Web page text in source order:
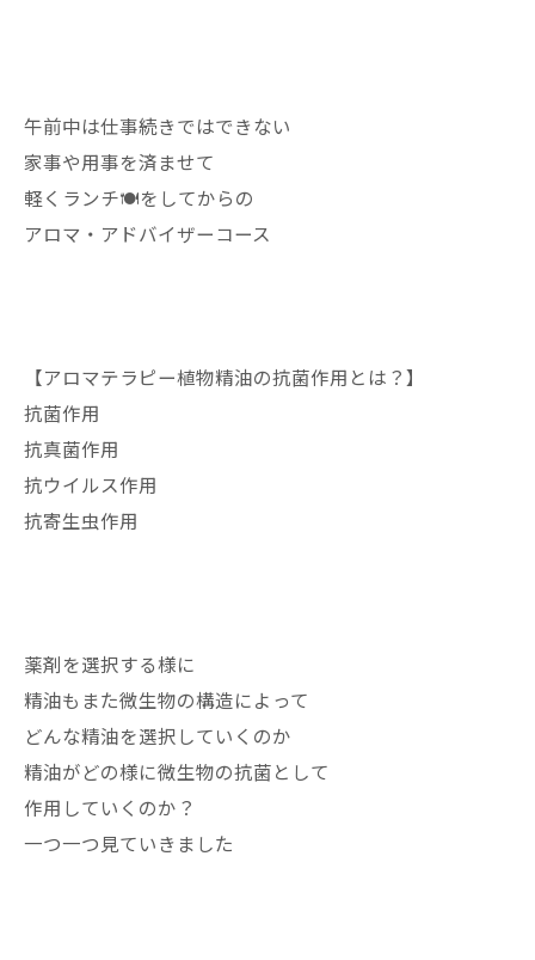
午前中は仕事続きではできない
家事や用事を済ませて
軽くランチ🍽️をしてからの
アロマ・アドバイザーコース
【アロマテラピー植物精油の抗菌作用とは？】
抗菌作用
抗真菌作用
抗ウイルス作用
抗寄生虫作用
薬剤を選択する様に
精油もまた微生物の構造によって
どんな精油を選択していくのか
精油がどの様に微生物の抗菌として
作用していくのか？
一つ一つ見ていきました